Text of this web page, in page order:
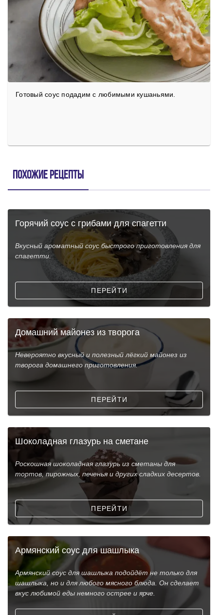
Готовый соус подадим с любимыми кушаньями.
Похожие рецепты
Горячий соус с грибами для спагетти
Вкусный ароматный соус быстрого приготовления для
спагетти.
ПЕРЕЙТИ
Домашний майонез из творога
Невероятно вкусный и полезный лёгкий майонез из
творога домашнего приготовления.
ПЕРЕЙТИ
Шоколадная глазурь на сметане
Роскошная шоколадная глазурь из сметаны для
тортов, пирожных, печенья и других сладких десертов.
ПЕРЕЙТИ
Армянский соус для шашлыка
Армянский соус для шашлыка подойдёт не только для
шашлыка, но и для любого мясного блюда. Он сделает
вкус любимой еды немного острее и ярче.